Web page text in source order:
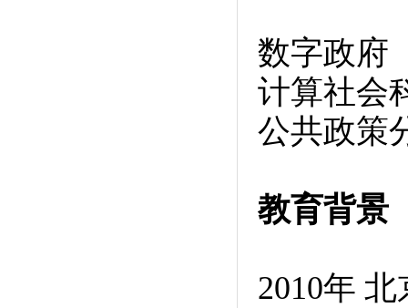
数字政府
计算社会
公共政策
教育背景
2010年